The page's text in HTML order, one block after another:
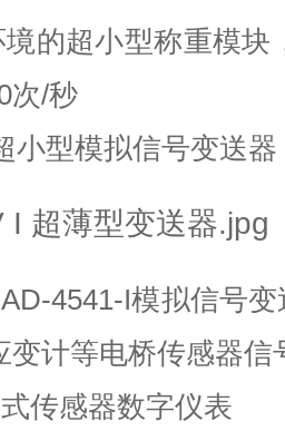
的超小型称重模块
次/秒
小型模拟信号变送器
4541-I模拟信号
变计等电桥传感器
传感器数字仪表